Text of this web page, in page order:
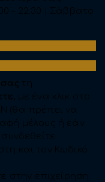
– 22:30 | Σάββατο
σαςτη
, με ένα κλικ στο
(θα πρέπει να
μέλους ή εάν
και τον Κωδικό
στην επιχείρηση.